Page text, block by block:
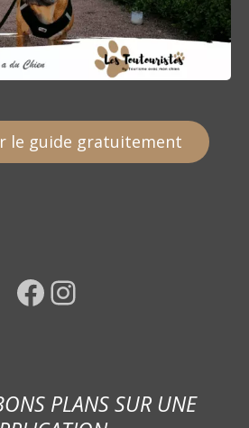
le guide gratuitement
Facebook Instagram
PLANS SUR UNE